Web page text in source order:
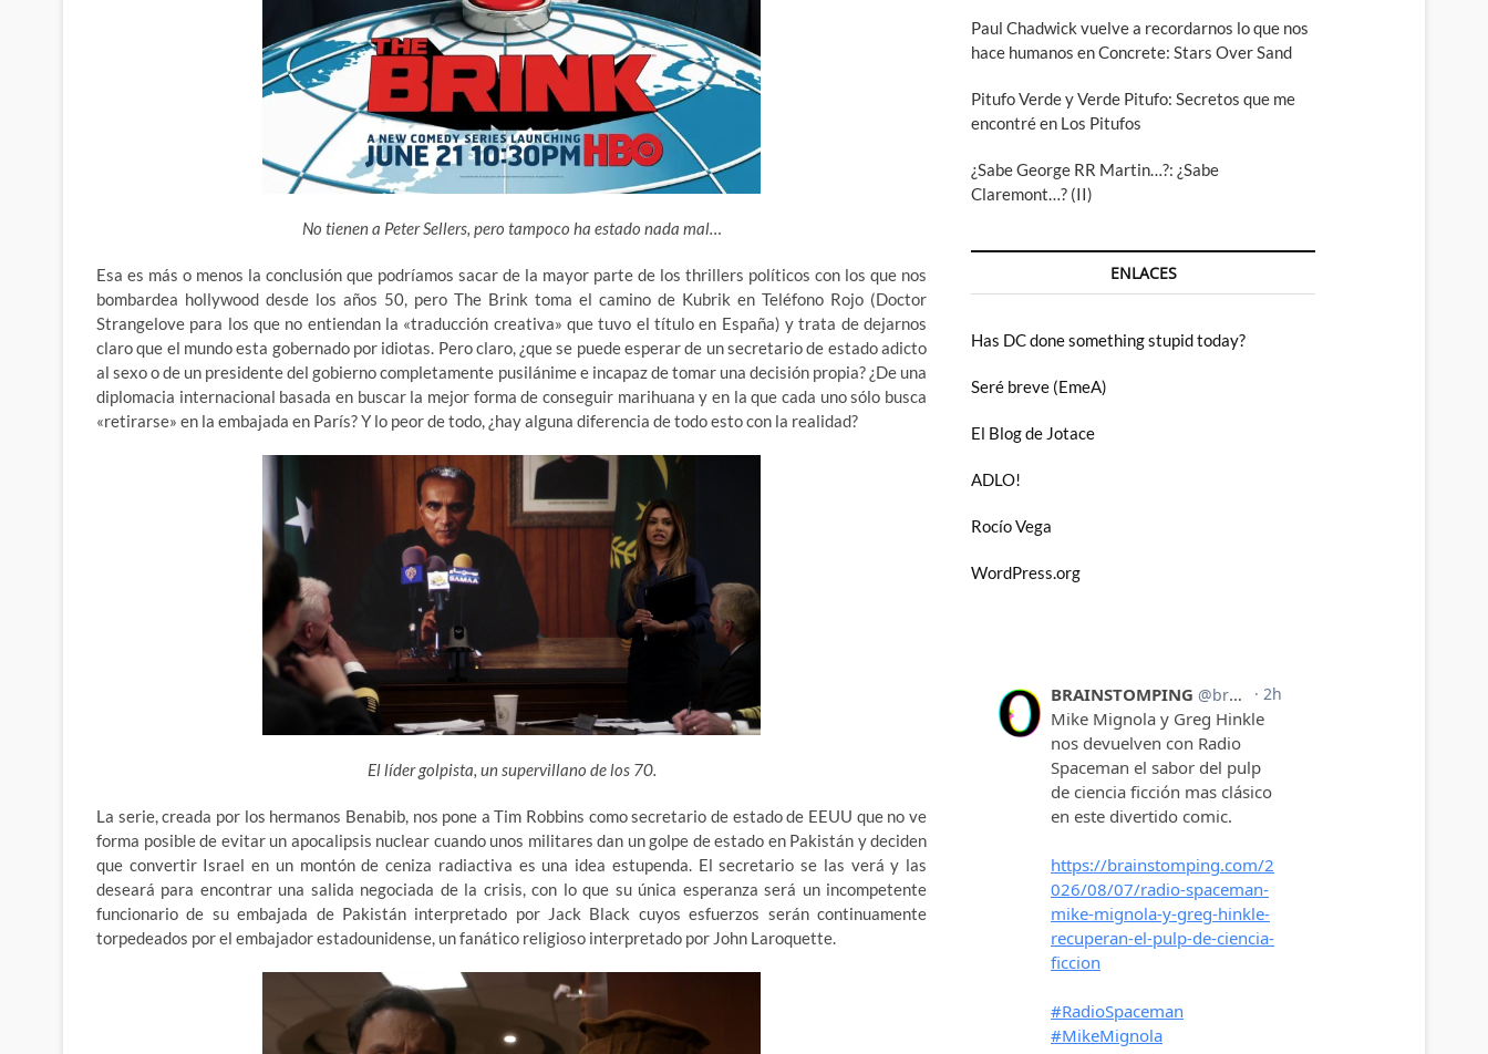
No tienen a Peter Sellers, pero tampoco ha estado nada mal…
Esa es más o menos la conclusión que podríamos sacar de la mayor parte de los thrillers políticos con los que nos
bombardea hollywood desde los años 50, pero The Brink toma el camino de Kubrik en Teléfono Rojo (Doctor
Strangelove para los que no entiendan la «traducción creativa» que tuvo el título en España) y trata de dejarnos
claro que el mundo esta gobernado por idiotas. Pero claro, ¿que se puede esperar de un secretario de estado adicto
al sexo o de un presidente del gobierno completamente pusilánime e incapaz de tomar una decisión propia? ¿De una
diplomacia internacional basada en buscar la mejor forma de conseguir marihuana y en la que cada uno sólo busca
«retirarse» en la embajada en París? Y lo peor de todo, ¿hay alguna diferencia de todo esto con la realidad?
El líder golpista, un supervillano de los 70.
La serie, creada por los hermanos Benabib, nos pone a Tim Robbins como secretario de estado de EEUU que no ve
forma posible de evitar un apocalipsis nuclear cuando unos militares dan un golpe de estado en Pakistán y deciden
que convertir Israel en un montón de ceniza radiactiva es una idea estupenda. El secretario se las verá y las
deseará para encontrar una salida negociada de la crisis, con lo que su única esperanza será un incompetente
funcionario de su embajada de Pakistán interpretado por Jack Black cuyos esfuerzos serán continuamente
torpedeados por el embajador estadounidense, un fanático religioso interpretado por John Laroquette.
Paul Chadwick vuelve a recordarnos lo que nos
hace humanos en Concrete: Stars Over Sand
Pitufo Verde y Verde Pitufo: Secretos que me
encontré en Los Pitufos
¿Sabe George RR Martin…?: ¿Sabe
Claremont…? (II)
ENLACES
Has DC done something stupid today?
Seré breve (EmeA)
El Blog de Jotace
ADLO!
Rocío Vega
WordPress.org